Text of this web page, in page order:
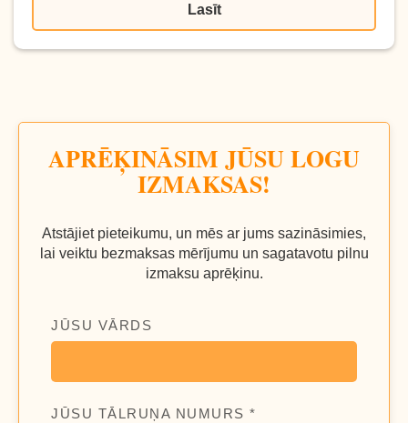
Lasīt
APRĒĶINĀSIM JŪSU LOGU
IZMAKSAS!
Atstājiet pieteikumu, un mēs ar jums sazināsimies,
lai veiktu bezmaksas mērījumu un sagatavotu pilnu
izmaksu aprēķinu.
JŪSU VĀRDS
JŪSU TĀLRUŅA NUMURS *